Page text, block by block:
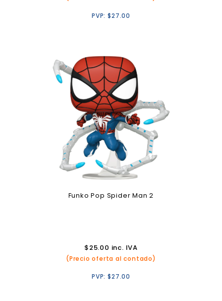
PVP:$27.00
Funko Pop Spider Man 2
$25.00 inc. IVA
(Precio oferta al contado)
PVP:$27.00